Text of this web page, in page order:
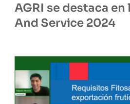
AGRI se destaca en
And Service 2024